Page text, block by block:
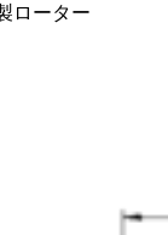
ローター